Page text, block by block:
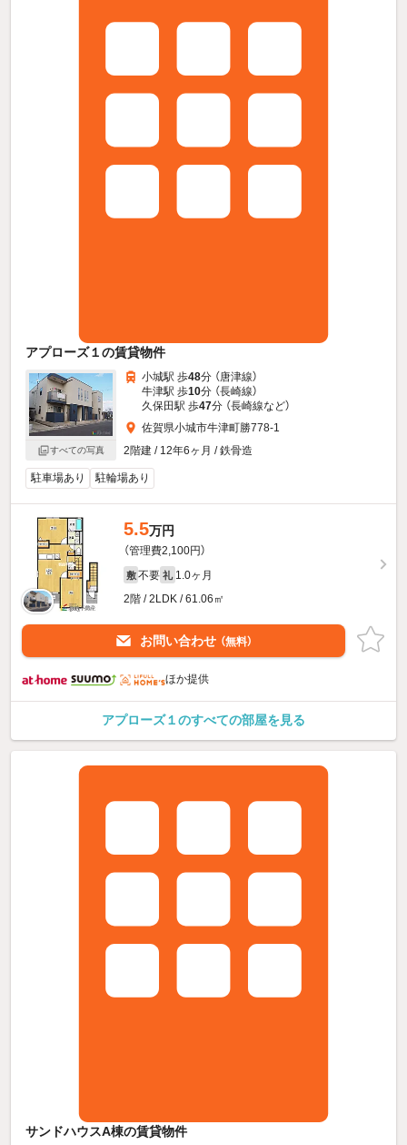
アプローズ１の賃貸物件
すべての写真
小城駅 歩48分 （唐津線）
牛津駅 歩10分 （長崎線）
久保田駅 歩47分 （長崎線など）
佐賀県小城市牛津町勝778-1
2階建 / 12年6ヶ月 / 鉄骨造
駐車場あり 駐輪場あり
5.5万円
（管理費2,100円）
敷 不要 礼 1.0ヶ月
2階 / 2LDK / 61.06㎡
お問い合わせ （無料）
ほか提供
アプローズ１のすべての部屋を見る
サンドハウスA棟の賃貸物件